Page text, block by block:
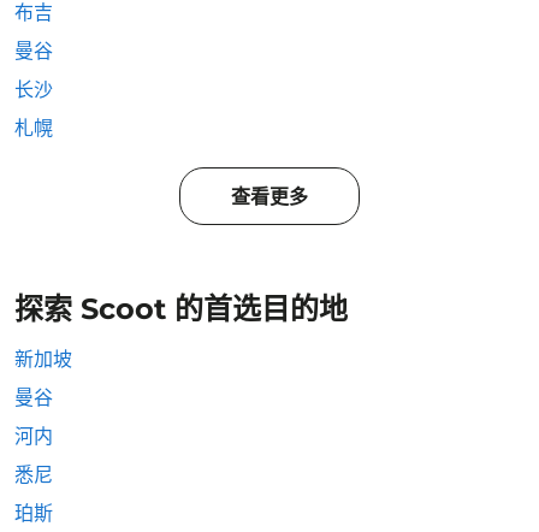
布吉
曼谷
长沙
札幌
查看更多
探索 Scoot 的首选目的地
新加坡
曼谷
河内
悉尼
珀斯